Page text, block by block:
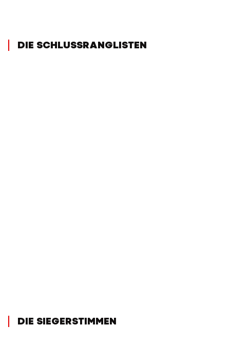
DIE SCHLUSSRANGLISTEN
DIE SIEGERSTIMMEN